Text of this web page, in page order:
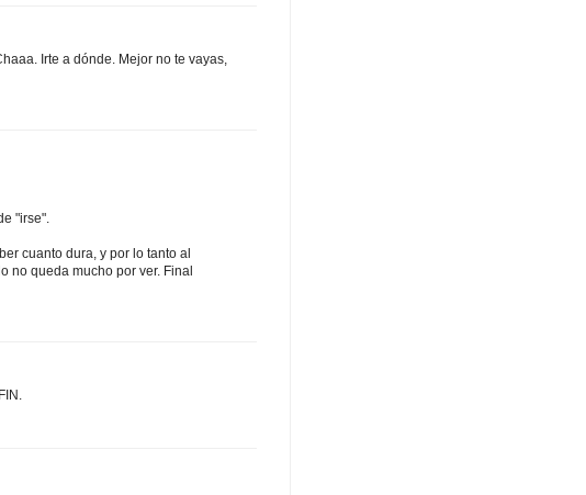
Irte a dónde. Mejor no te vayas,
"irse".
cuanto dura, y por lo tanto al
no queda mucho por ver. Final